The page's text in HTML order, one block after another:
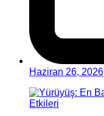
Haziran 26, 2026